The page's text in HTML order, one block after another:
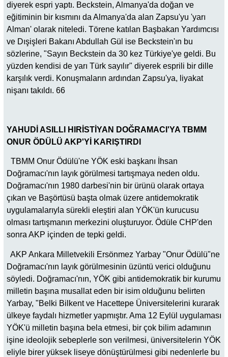
diyerek espri yaptı. Beckstein, Almanya'da doğan ve
eğitiminin bir kısmını da Almanya'da alan Zapsu'yu 'yarı
Alman' olarak niteledi. Törene katılan Başbakan Yardımcısı
ve Dışişleri Bakanı Abdullah Gül ise Beckstein'ın bu
sözlerine, "Sayın Beckstein da 30 kez Türkiye'ye geldi. Bu
yüzden kendisi de yarı Türk sayılır" diyerek esprili bir dille
karşılık verdi. Konuşmaların ardından Zapsu'ya, liyakat
nişanı takıldı. 66
YAHUDİ ASILLI HIRİSTİYAN DOĞRAMACI'YA TBMM
ONUR ÖDÜLÜ AKP'Yİ KARIŞTIRDI
TBMM Onur Ödülü'ne YÖK eski başkanı İhsan
Doğramacı'nın layık görülmesi tartışmaya neden oldu.
Doğramacı'nın 1980 darbesi'nin bir ürünü olarak ortaya
çıkan ve Başörtüsü başta olmak üzere antidemokratik
uygulamalarıyla sürekli eleştiri alan YÖK'ün kurucusu
olması tartışmanın merkezini oluşturuyor. Ödüle CHP'den
sonra AKP içinden de tepki geldi.
AKP Ankara Milletvekili Ersönmez Yarbay "Onur Ödülü"ne
Doğramacı'nın layık görülmesinin üzüntü verici olduğunu
söyledi. Doğramacı'nın, YÖK gibi antidemokratik bir kurumu
milletin başına musallat eden bir isim olduğunu belirten
Yarbay, "Belki Bilkent ve Hacettepe Üniversitelerini kurarak
ülkeye faydalı hizmetler yapmıştır. Ama 12 Eylül uygulaması
YÖK'ü milletin başına bela etmesi, bir çok bilim adamının
işine ideolojik sebeplerle son verilmesi, üniversitelerin YÖK
eliyle birer yüksek liseye dönüştürülmesi gibi nedenlerle bu